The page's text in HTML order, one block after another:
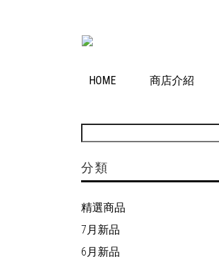
HOME 商店介紹
分類
精選商品
7月新品
6月新品